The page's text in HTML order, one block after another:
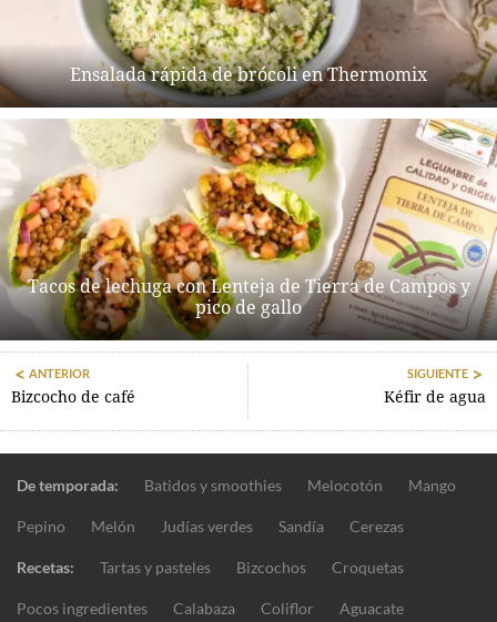
Ensalada rápida de brócoli en Thermomix
Tacos de lechuga con Lenteja de Tierra de Campos y
pico de gallo
ANTERIOR
Bizcocho de café
SIGUIENTE
Kéfir de agua
De temporada: Batidos y smoothies Melocotón Mango
Pepino Melón Judías verdes Sandía Cerezas
Recetas: Tartas y pasteles Bizcochos Croquetas
Pocos ingredientes Calabaza Coliflor Aguacate